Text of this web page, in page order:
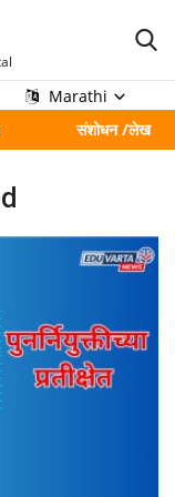
Marathi
संशोधन /लेख